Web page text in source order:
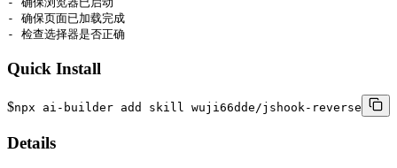
- 确保页面已加载完成
- 检查选择器是否正确
Quick Install
$npx ai-builder add skill wuji66dde/jshook-reverse
Details